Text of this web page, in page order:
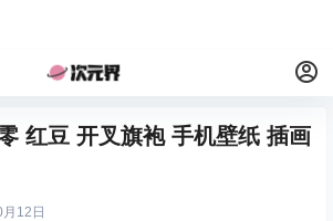
红豆 开叉旗袍 手机壁纸 插画
12日